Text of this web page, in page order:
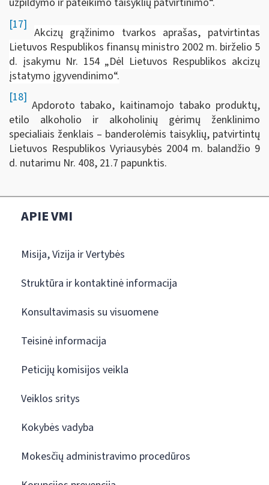
[17]
Akcizų grąžinimo tvarkos aprašas, patvirtintas
Lietuvos Respublikos finansų ministro 2002 m. birželio 5
d. įsakymu Nr. 154 „Dėl Lietuvos Respublikos akcizų
įstatymo įgyvendinimo“.
[18]
Apdoroto tabako, kaitinamojo tabako produktų,
etilo alkoholio ir alkoholinių gėrimų ženklinimo
specialiais ženklais – banderolėmis taisyklių, patvirtintų
Lietuvos Respublikos Vyriausybės 2004 m. balandžio 9
d. nutarimu Nr. 408, 21.7 papunktis.
APIE VMI
Misija, Vizija ir Vertybės
Struktūra ir kontaktinė informacija
Konsultavimasis su visuomene
Teisinė informacija
Peticijų komisijos veikla
Veiklos sritys
Kokybės vadyba
Mokesčių administravimo procedūros